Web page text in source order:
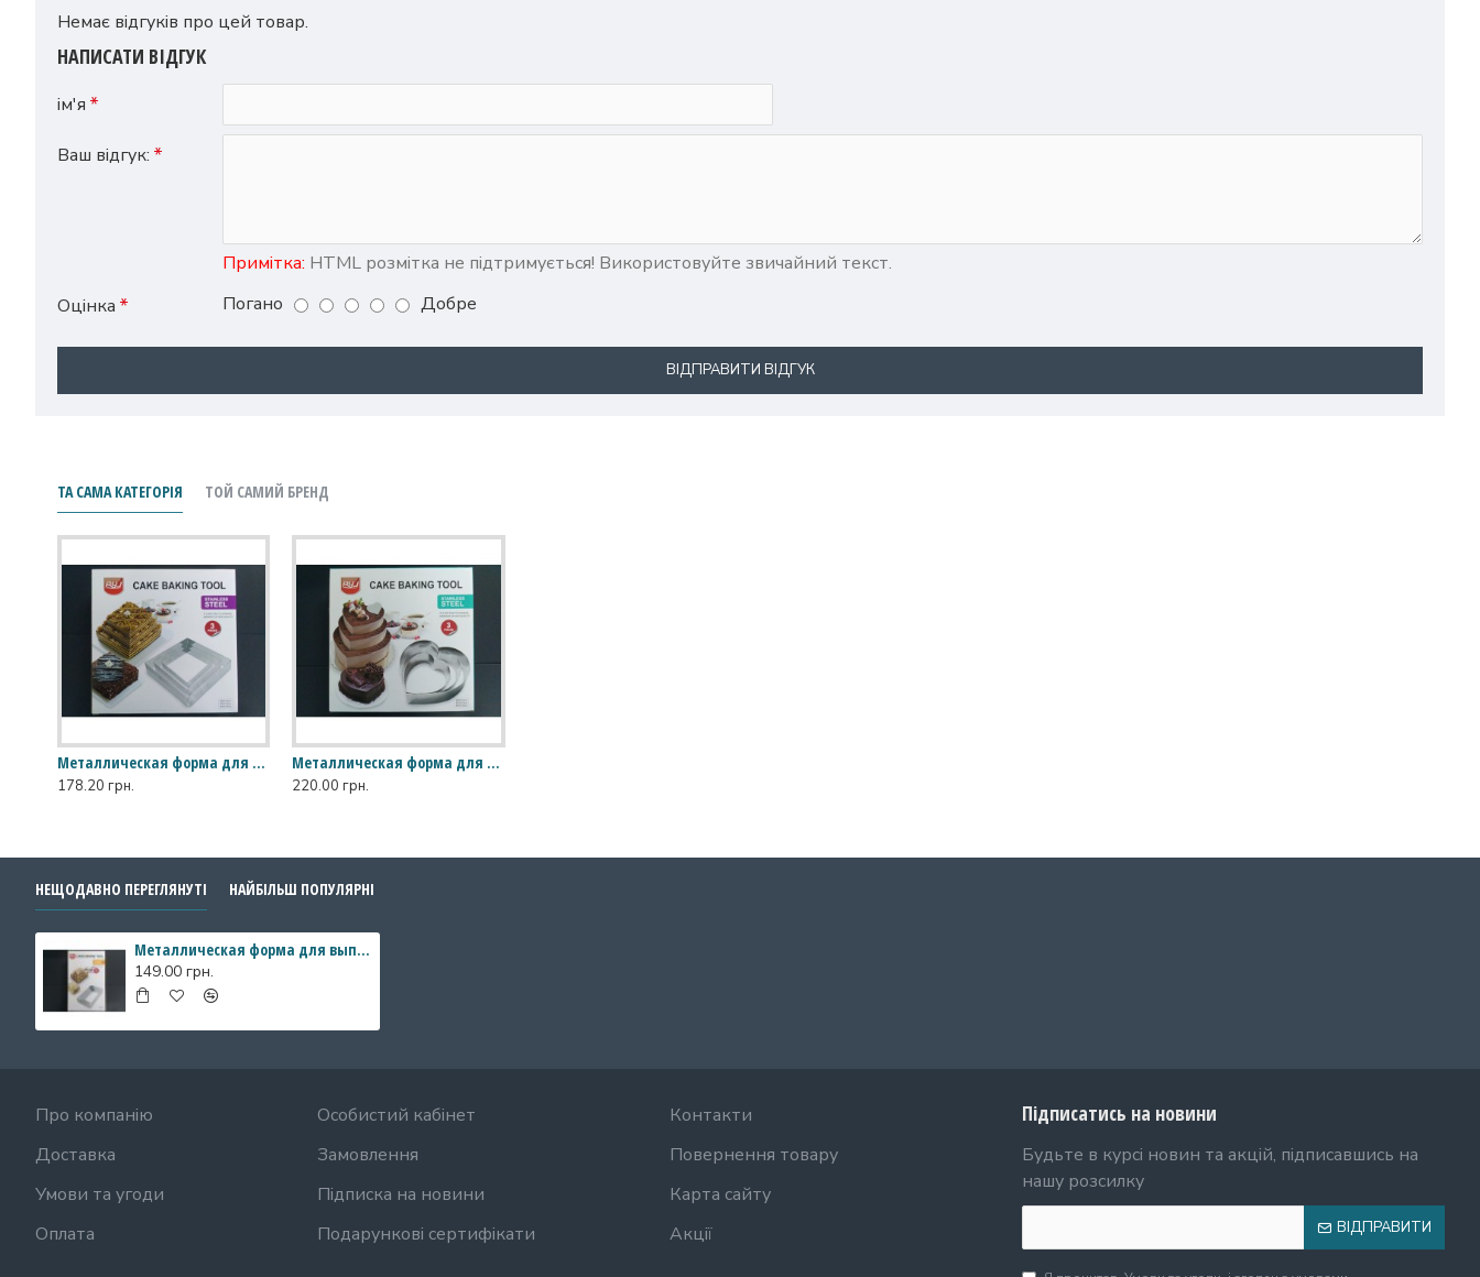
Немає відгуків про цей товар.
НАПИСАТИ ВІДГУК
ім'я
Ваш відгук:
Примітка: HTML розмітка не підтримується! Використовуйте звичайний текст.
Оцінка
Погано Добре
ВІДПРАВИТИ ВІДГУК
ТА САМА КАТЕГОРІЯ ТОЙ САМИЙ БРЕНД
Металлическая форма для выпечки "Квадратная"
178.20 грн.
Металлическая форма для выпечки "СЕРДЦЕ".
220.00 грн.
НЕЩОДАВНО ПЕРЕГЛЯНУТІ НАЙБІЛЬШ ПОПУЛЯРНІ
Металлическая форма для выпечки "Прямоугольная"
149.00 грн.
Про компанію
Доставка
Умови та угоди
Оплата
Особистий кабінет
Замовлення
Підписка на новини
Подарункові сертифікати
Контакти
Повернення товару
Карта сайту
Акції
Підписатись на новини
Будьте в курсі новин та акцій, підписавшись на
нашу розсилку
ВІДПРАВИТИ